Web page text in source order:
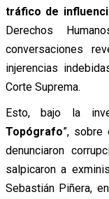
tráfico de
Derechos
conversaciones
injerencias
Corte Suprema.
Esto, bajo la
Topógrafo”, sobre
denunciaron
salpicaron a
Sebastián Piñera,